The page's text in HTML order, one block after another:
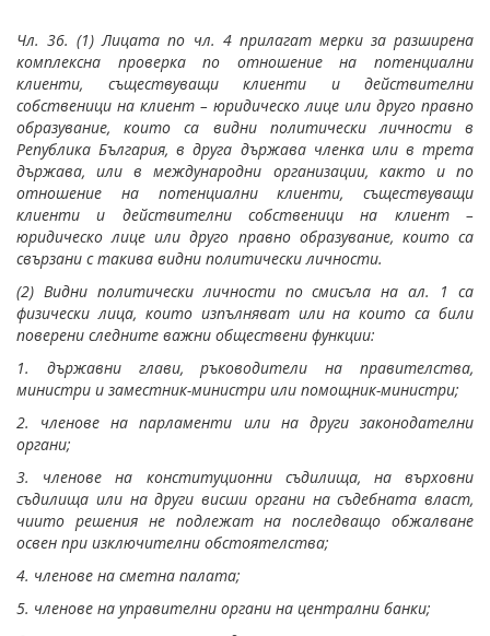
Чл. 36. (1) Лицата по чл. 4 прилагат мерки за разширена
комплексна проверка по отношение на потенциални
клиенти, съществуващи клиенти и действителни
собственици на клиент – юридическо лице или друго правно
образувание, които са видни политически личности в
Република България, в друга държава членка или в трета
държава, или в международни организации, както и по
отношение на потенциални клиенти, съществуващи
клиенти и действителни собственици на клиент –
юридическо лице или друго правно образувание, които са
свързани с такива видни политически личности.
(2) Видни политически личности по смисъла на ал. 1 са
физически лица, които изпълняват или на които са били
поверени следните важни обществени функции:
1. държавни глави, ръководители на правителства,
министри и заместник-министри или помощник-министри;
2. членове на парламенти или на други законодателни
органи;
3. членове на конституционни съдилища, на върховни
съдилища или на други висши органи на съдебната власт,
чиито решения не подлежат на последващо обжалване
освен при изключителни обстоятелства;
4. членове на сметна палата;
5. членове на управителни органи на централни банки;